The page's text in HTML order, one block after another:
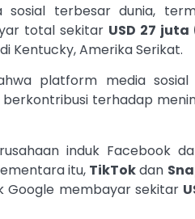
terbesar dunia,
total sekitar USD 27
Kentucky, Amerika Serikat.
platform media
terhadap
induk Facebook
itu, TikTokdan
Google membayar sekitar